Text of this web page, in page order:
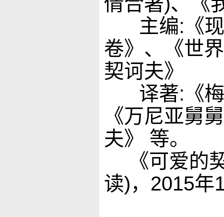
主编:《
卷》、《世
契诃夫》
译著:《
《万尼亚舅
夫》 等。
《可爱的
读)，2015年